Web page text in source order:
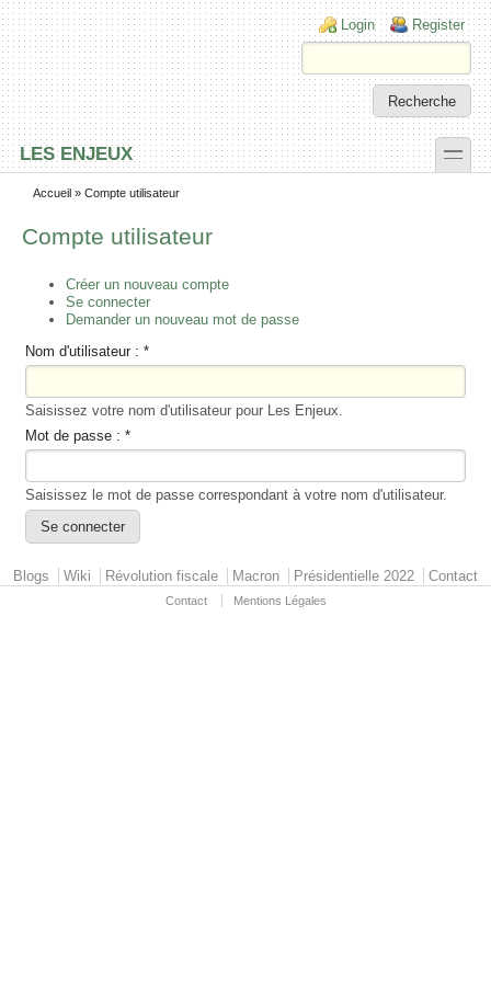
Skip to main content
Skip to search
Login links
Login Register
LES ENJEUX toggle
Secondary menu
Accueil » Compte utilisateur
Compte utilisateur
Créer un nouveau compte
Se connecter
Demander un nouveau mot de passe
Nom d'utilisateur : *
Saisissez votre nom d'utilisateur pour Les Enjeux.
Mot de passe : *
Saisissez le mot de passe correspondant à votre nom d'utilisateur.
Primary menu
Blogs Wiki Révolution fiscale Macron Présidentielle 2022 Contact
Contact Mentions Légales